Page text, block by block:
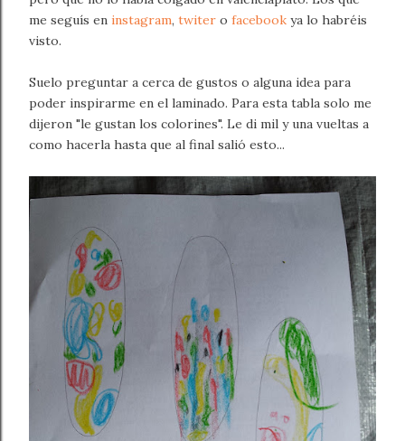
me seguís en instagram, twiter o facebook ya lo habréis
visto.
Suelo preguntar a cerca de gustos o alguna idea para
poder inspirarme en el laminado. Para esta tabla solo me
dijeron "le gustan los colorines". Le di mil y una vueltas a
como hacerla hasta que al final salió esto...